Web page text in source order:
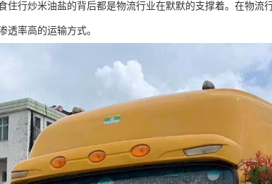
住行炒米油盐的背后都是物流行业在默默的支撑着。在物
透率高的运输方式。